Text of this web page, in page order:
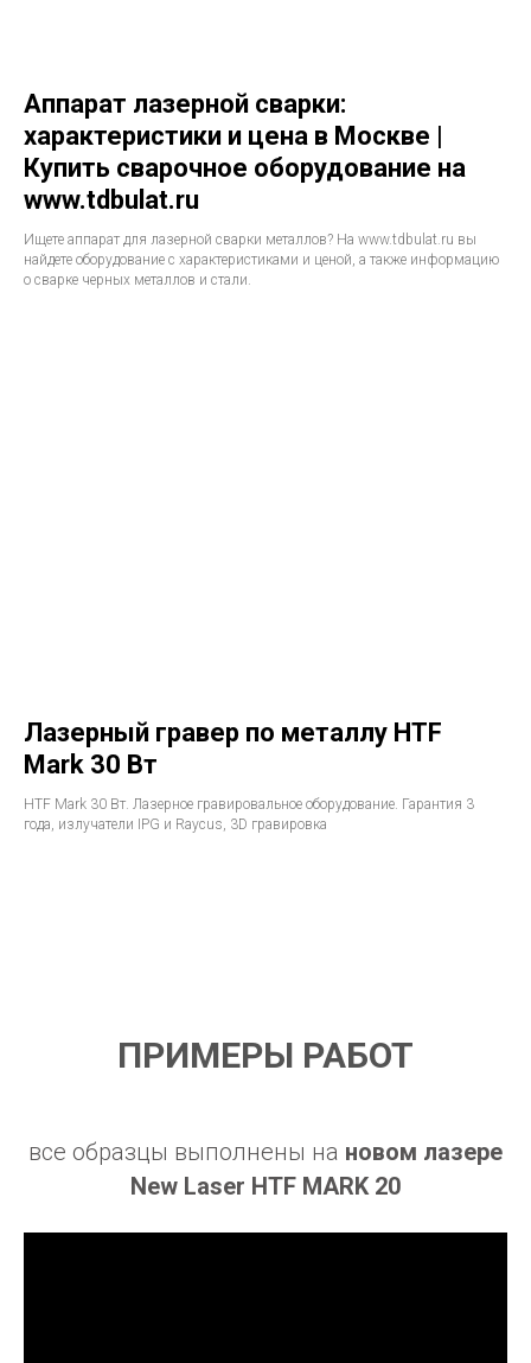
Аппарат лазерной сварки:
характеристики и цена в Москве |
Купить сварочное оборудование на
www.tdbulat.ru
Ищете аппарат для лазерной сварки металлов? На www.tdbulat.ru вы
найдете оборудование с характеристиками и ценой, а также информацию
о сварке черных металлов и стали.
Лазерный гравер по металлу HTF
Mark 30 Вт
HTF Mark 30 Вт. Лазерное гравировальное оборудование. Гарантия 3
года, излучатели IPG и Raycus, 3D гравировка
ПРИМЕРЫ РАБОТ
все образцы выполнены на новом лазере
New Laser HTF MARK 20